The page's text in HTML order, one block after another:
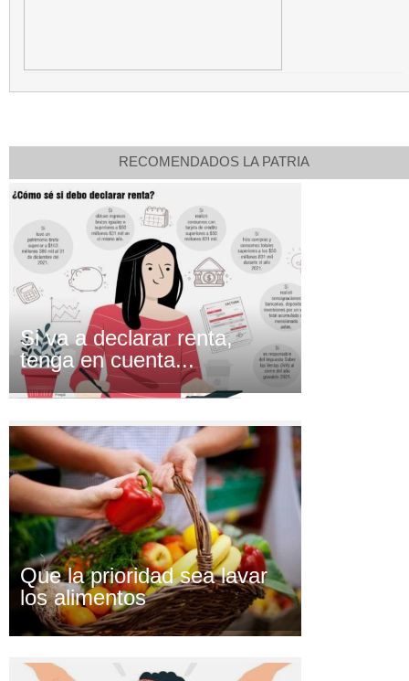
RECOMENDADOS LA PATRIA
Si va a declarar renta,
tenga en cuenta...
Que la prioridad sea lavar
los alimentos